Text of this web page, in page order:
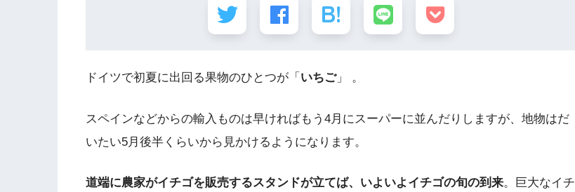
ドイツで初夏に出回る果物のひとつが「 いちご」 。
スペインなどからの輸入ものは早ければもう4月にスーパーに並んだりしますが、地物はだ
いたい5月後半くらいから見かけるようになります。
道端に農家がイチゴを販売するスタンドが立てば、いよいよイチゴの旬の到来。巨大なイチ